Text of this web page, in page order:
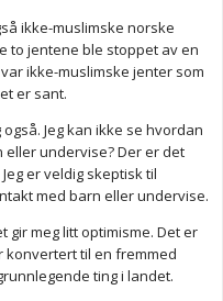
ikke-muslimske norske
to jentene ble stoppet av en
ikke-muslimske jenter som
er sant.
Jeg kan ikke se hvordan
undervise? Der er det
er veldig skeptisk til
med barn eller undervise.
gir meg litt optimisme. Det er
konvertert til en fremmed
ting i landet.